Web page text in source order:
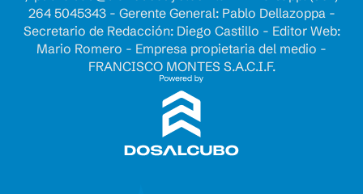
264 5045343 - Gerente General: Pablo Dellazoppa -
Secretario de Redacción: Diego Castillo - Editor Web:
Mario Romero - Empresa propietaria del medio -
FRANCISCO MONTES S.A.C.I.F.